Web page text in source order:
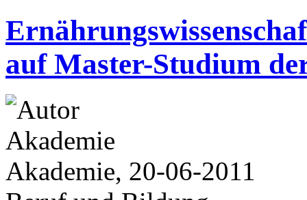
auf Master-Studium
Akademie, 20-06-2011